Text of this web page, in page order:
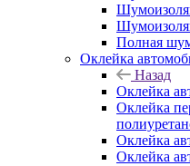
Полная
Оклейка
Назад
Оклейка
Оклейка
Оклейка
Оклейка